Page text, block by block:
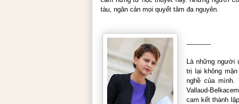
tàu, ngăn cản mọi quyết tâm đa nguyên.
------------
Là những người
trị lại không
nghề của mình.
Vallaud-
cam kết thành